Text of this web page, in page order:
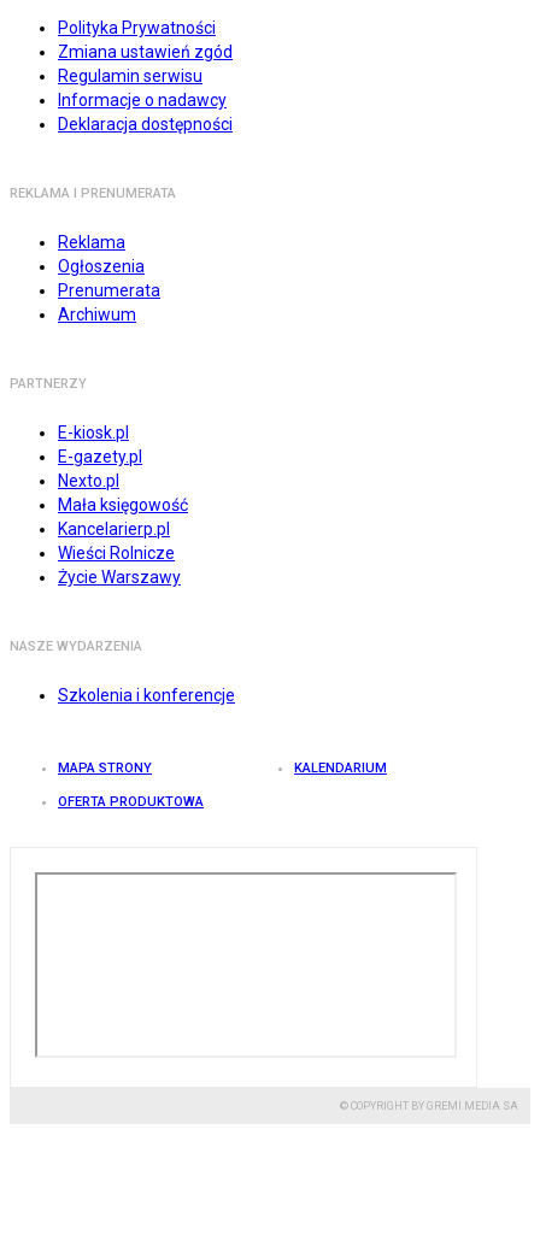
Polityka Prywatności
Zmiana ustawień zgód
Regulamin serwisu
Informacje o nadawcy
Deklaracja dostępności
REKLAMA I PRENUMERATA
Reklama
Ogłoszenia
Prenumerata
Archiwum
PARTNERZY
E-kiosk.pl
E-gazety.pl
Nexto.pl
Mała księgowość
Kancelarierp.pl
Wieści Rolnicze
Życie Warszawy
NASZE WYDARZENIA
Szkolenia i konferencje
MAPA STRONY KALENDARIUM
OFERTA PRODUKTOWA
© COPYRIGHT BY GREMI MEDIA SA